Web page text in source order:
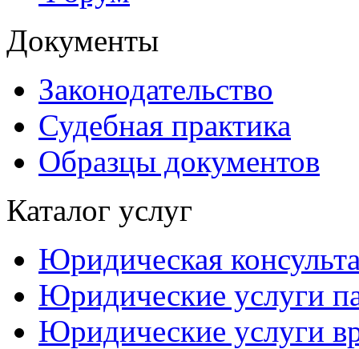
Документы
Законодательство
Судебная практика
Образцы документов
Каталог услуг
Юридическая
Юридические услуги
Юридические услуги